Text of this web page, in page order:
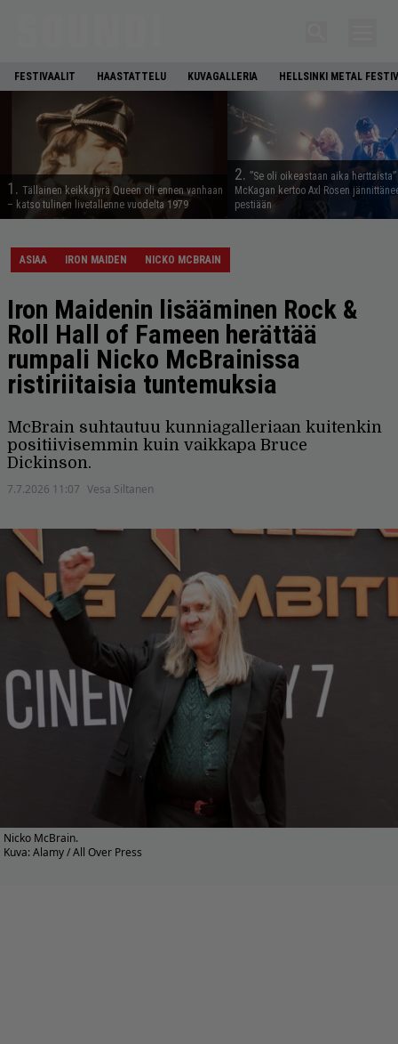
FESTIVAALIT HAASTATTELU KUVAGALLERIA HELLSINKI METAL
1. Tällainen keikkajyrä Queen oli ennen vanhaan
– katso tulinen livetallenne vuodelta 1979
2. ”Se oli oikeastaan aika
McKagan kertoo Axl Rosen
pestiään
ASIAA IRON MAIDEN NICKO MCBRAIN
Iron Maidenin lisääminen Rock &
Roll Hall of Fameen herättää
rumpali Nicko McBrainissa
ristiriitaisia tuntemuksia
McBrain suhtautuu kunniagalleriaan kuitenkin
positiivisemmin kuin vaikkapa Bruce
Dickinson.
7.7.2026 11:07 Vesa Siltanen
Nicko McBrain.
Kuva: Alamy / All Over Press